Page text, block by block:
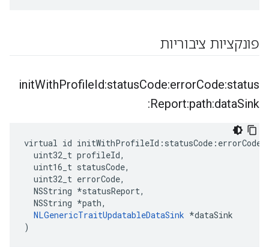
פונקציות ציבוריות
initWithProfileId:statusCode:errorCode:status
Report:path:dataSink:
virtual id
  uint32_t profileId,
  uint16_t statusCode,
  uint32_t errorCode,
  NSString *statusReport,
  NSString *path,
NLGenericTraitUpdatableDataSink *dataSink
)